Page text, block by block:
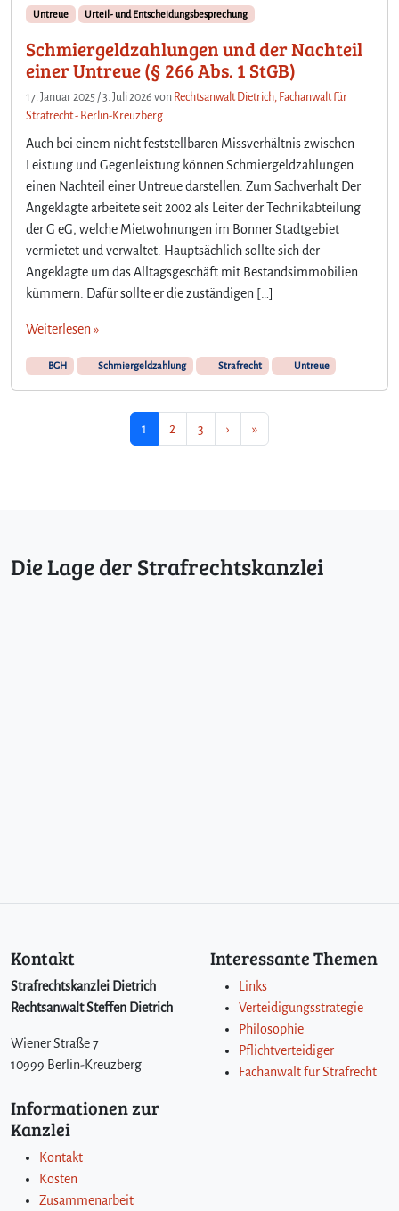
Untreue Urteil- und Entscheidungsbesprechung
Schmiergeldzahlungen und der Nachteil
einer Untreue (§ 266 Abs. 1 StGB)
17. Januar 2025 /3. Juli 2026 von Rechtsanwalt Dietrich, Fachanwalt für
Strafrecht - Berlin-Kreuzberg
Auch bei einem nicht feststellbaren Missverhältnis zwischen
Leistung und Gegenleistung können Schmiergeldzahlungen
einen Nachteil einer Untreue darstellen. Zum Sachverhalt Der
Angeklagte arbeitete seit 2002 als Leiter der Technikabteilung
der G eG, welche Mietwohnungen im Bonner Stadtgebiet
vermietet und verwaltet. Hauptsächlich sollte sich der
Angeklagte um das Alltagsgeschäft mit Bestandsimmobilien
kümmern. Dafür sollte er die zuständigen […]
Weiterlesen »
BGH Schmiergeldzahlung Strafrecht Untreue
Aktuelle Seite
1 Seite
2 Seite
3 › »
Die Lage der Strafrechtskanzlei
Kontakt
Strafrechtskanzlei Dietrich
Rechtsanwalt Steffen Dietrich
Wiener Straße 7
10999 Berlin-Kreuzberg
Interessante Themen
Links
Verteidigungsstrategie
Philosophie
Pflichtverteidiger
Fachanwalt für Strafrecht
Informationen zur
Kanzlei
Kontakt
Kosten
Zusammenarbeit